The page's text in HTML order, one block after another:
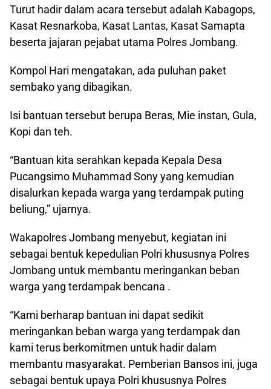
Turut hadir dalam acara tersebut adalah Kabagops,
Kasat Resnarkoba, Kasat Lantas, Kasat Samapta
beserta jajaran pejabat utama Polres Jombang.
Kompol Hari mengatakan, ada puluhan paket
sembako yang dibagikan.
Isi bantuan tersebut berupa Beras, Mie instan, Gula,
Kopi dan teh.
“Bantuan kita serahkan kepada Kepala Desa
Pucangsimo Muhammad Sony yang kemudian
disalurkan kepada warga yang terdampak puting
beliung,” ujarnya.
Wakapolres Jombang menyebut, kegiatan ini
sebagai bentuk kepedulian Polri khususnya Polres
Jombang untuk membantu meringankan beban
warga yang terdampak bencana .
“Kami berharap bantuan ini dapat sedikit
meringankan beban warga yang terdampak dan
kami terus berkomitmen untuk hadir dalam
membantu masyarakat. Pemberian Bansos ini, juga
sebagai bentuk upaya Polri khususnya Polres